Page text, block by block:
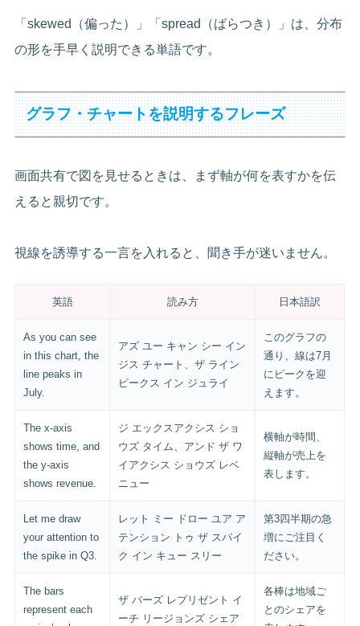
「skewed（偏った）」「spread（ばらつき）」は、分布
の形を手早く説明できる単語です。
グラフ・チャートを説明するフレーズ
画面共有で図を見せるときは、まず軸が何を表すかを伝
えると親切です。
視線を誘導する一言を入れると、聞き手が迷いません。
英語 読み方 日本語訳
As you can see
in this chart, the
line peaks in
July.
アズ ユー キャン シー イン
ジス チャート、ザ ライン
ピークス イン ジュライ
このグラフの
通り、線は7月
にピークを迎
えます。
The x-axis
shows time, and
the y-axis
shows revenue.
ジ エックスアクシス ショ
ウズ タイム、アンド ザ ワ
イアクシス ショウズ レベ
ニュー
横軸が時間、
縦軸が売上を
表します。
Let me draw
your attention to
the spike in Q3.
レット ミー ドロー ユア ア
テンション トゥ ザ スパイ
ク イン キュー スリー
第3四半期の急
増にご注目く
ださい。
The bars
represent each
ザ バーズ レプリゼント イ
ーチ リージョンズ シェア
各棒は地域ご
とのシェアを